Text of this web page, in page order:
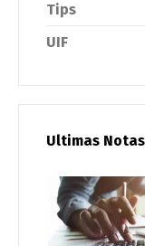
Tips
UIF
Ultimas Notas